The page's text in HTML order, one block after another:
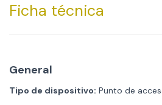
Ficha técnica
General
Tipo de dispositivo: Punto de